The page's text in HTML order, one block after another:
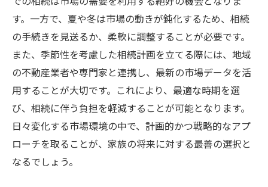
す。一方で、夏や冬は市場の動きが鈍化するため、相続
の手続きを見送るか、柔軟に調整することが必要です。
また、季節性を考慮した相続計画を立てる際には、地域
の不動産業者や専門家と連携し、最新の市場データを活
用することが大切です。これにより、最適な時期を選
び、相続に伴う負担を軽減することが可能となります。
日々変化する市場環境の中で、計画的かつ戦略的なアプ
ローチを取ることが、家族の将来に対する最善の選択と
なるでしょう。